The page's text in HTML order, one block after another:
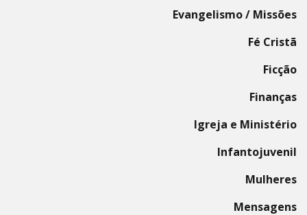
Evangelismo / Missões
Fé Cristã
Ficção
Finanças
Igreja e Ministério
Infantojuvenil
Mulheres
Mensagens